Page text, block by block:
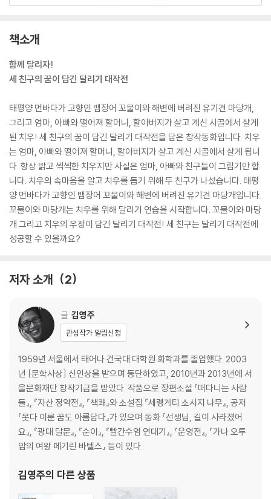
책소개
함께 달리자!
세 친구의 꿈이 담긴 달리기 대작전
태평양 먼바다가 고향인 뱀장어 꼬물이와 해변에 버려진 유기견 마당개,
그리고 엄마, 아빠와 떨어져 할머니, 할아버지가 살고 계신 시골에서 살게
된 치우! 세 친구의 꿈이 담긴 달리기 대작전을 담은 창작동화입니다. 치우
는 엄마, 아빠와 떨어져 할머니, 할아버지가 살고 계신 시골에서 살게 됩니
다. 항상 밝고 씩씩한 치우지만 사실은 엄마, 아빠와 친구들이 그립기만 합
니다. 치우의 속마음을 알고 치우를 돕기 위해 두 친구가 나섰습니다. 태평
양 먼바다가 고향인 뱀장어 꼬물이와 해변에 버려진 유기견 마당개입니다.
꼬물이와 마당개는 치우를 위해 달리기 연습을 시작합니다. 꼬물이와 마당
개 그리고 치우의 우정이 담긴 달리기 대작전! 세 친구는 달리기 대작전에
성공할 수 있을까요?
저자 소개 2
글 김영주
관심작가 알림신청
1959년 서울에서 태어나 건국대 대학원 화학과를 졸업했다. 2003
년 [문학사상] 신인상을 받으며 등단하였고, 2010년과 2013년에 서
울문화재단 창작기금을 받았다. 작품으로 장편소설 『떠다니는 사람
들』, 『자산 정약전』, 『책쾌』와 소설집 『세렝게티 소시지 나무』, 공저
『못다 이룬 꿈도 아름답다』가 있으며 동화 『선생님, 길이 사라졌어
요』, 『광대 달문』, 『순이』, 『빨간수염 연대기』, 『운영전』, 『가나 오투
암의 여왕 페기린 바텔스』 등이 있다.
김영주의 다른 상품